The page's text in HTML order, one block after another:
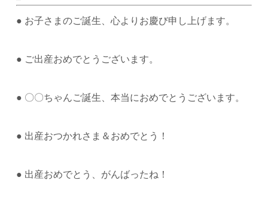
● お子さまのご誕生、心よりお慶び申し上げます。
● ご出産おめでとうございます。
● 〇〇ちゃんご誕生、本当におめでとうございます。
● 出産おつかれさま＆おめでとう！
● 出産おめでとう、がんばったね！